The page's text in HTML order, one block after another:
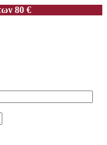
80 €